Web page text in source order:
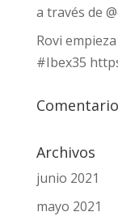
a través de
Rovi
#Ibex35
Archivos
junio 2021
mayo 2021